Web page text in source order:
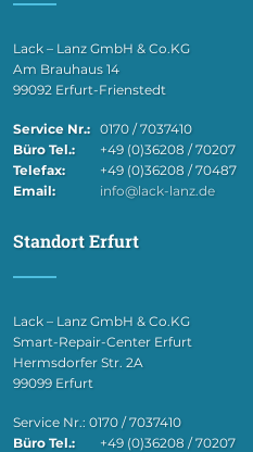
Lack – Lanz GmbH & Co.KG
Am Brauhaus 14
99092 Erfurt-Frienstedt
Service Nr.: 0170 / 7037410
Büro Tel.:
+49 (0)36208 / 70207
Telefax:
+49 (0)36208 / 70487
Email:
info@lack-lanz.de
Standort Erfurt
Lack – Lanz GmbH & Co.KG
Smart-Repair-Center Erfurt
Hermsdorfer Str. 2A
99099 Erfurt
Service Nr.: 0170 / 7037410
Büro Tel.:
+49 (0)36208 / 70207